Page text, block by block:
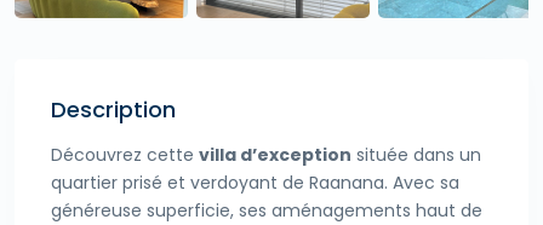
Description
Découvrez cette villa d’exception située dans un
quartier prisé et verdoyant de Raanana. Avec sa
généreuse superficie, ses aménagements haut de